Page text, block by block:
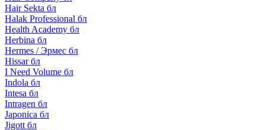
Hair Sekta бл
Halak Professional бл
Health Academy бл
Herbina бл
Hermes / Эрмес бл
Hissar бл
I Need Volume бл
Indola бл
Intesa бл
Intragen бл
Japonica бл
Jigott бл